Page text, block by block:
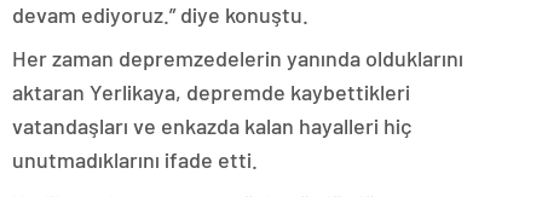
devam ediyoruz.” diye konuştu.
Her zaman depremzedelerin yanında olduklarını
aktaran Yerlikaya, depremde kaybettikleri
vatandaşları ve enkazda kalan hayalleri hiç
unutmadıklarını ifade etti.